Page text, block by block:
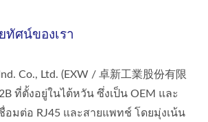
ศน์ของเรา
Co., Ltd. (EXW / 卓新工業股份有限
ที่ตั้งอยู่ในไต้หวัน ซึ่งเป็น OEM และ
อมต่อ RJ45 และสายแพทช์ โดยมุ่งเน้น